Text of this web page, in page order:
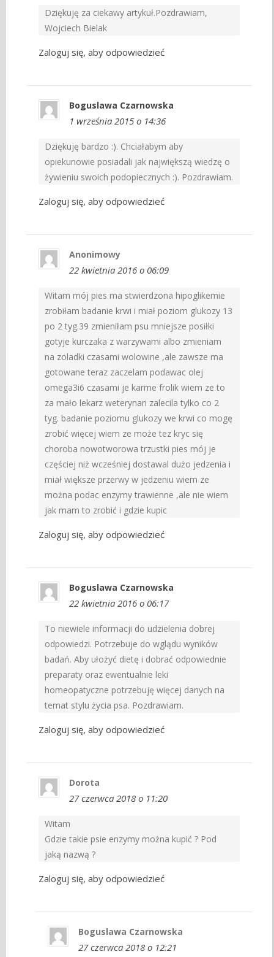
Dziękuję za ciekawy artykuł.Pozdrawiam,
Wojciech Bielak
Zaloguj się, aby odpowiedzieć
Boguslawa Czarnowska
1 września 2015 o 14:36
Dziękuję bardzo :). Chciałabym aby
opiekunowie posiadali jak największą wiedzę o
żywieniu swoich podopiecznych :). Pozdrawiam.
Zaloguj się, aby odpowiedzieć
Anonimowy
22 kwietnia 2016 o 06:09
Witam mój pies ma stwierdzona hipoglikemie
zrobiłam badanie krwi i miał poziom glukozy 13
po 2 tyg.39 zmieniłam psu mniejsze posiłki
gotyje kurczaka z warzywami albo zmieniam
na zoladki czasami wolowine ,ale zawsze ma
gotowane teraz zaczelam podawac olej
omega3i6 czasami je karme frolik wiem ze to
za mało lekarz weterynari zalecila tylko co 2
tyg. badanie poziomu glukozy we krwi co mogę
zrobić więcej wiem ze może tez kryc się
choroba nowotworowa trzustki pies mój je
częściej niż wcześniej dostawal dużo jedzenia i
miał większe przerwy w jedzeniu wiem ze
można podac enzymy trawienne ,ale nie wiem
jak mam to zrobić i gdzie kupic
Zaloguj się, aby odpowiedzieć
Boguslawa Czarnowska
22 kwietnia 2016 o 06:17
To niewiele informacji do udzielenia dobrej
odpowiedzi. Potrzebuje do wglądu wyników
badań. Aby ułożyć dietę i dobrać odpowiednie
preparaty oraz ewentualnie leki
homeopatyczne potrzebuję więcej danych na
temat stylu życia psa. Pozdrawiam.
Zaloguj się, aby odpowiedzieć
Dorota
27 czerwca 2018 o 11:20
Witam
Gdzie takie psie enzymy można kupić ? Pod
jaką nazwą ?
Zaloguj się, aby odpowiedzieć
Boguslawa Czarnowska
27 czerwca 2018 o 12:21